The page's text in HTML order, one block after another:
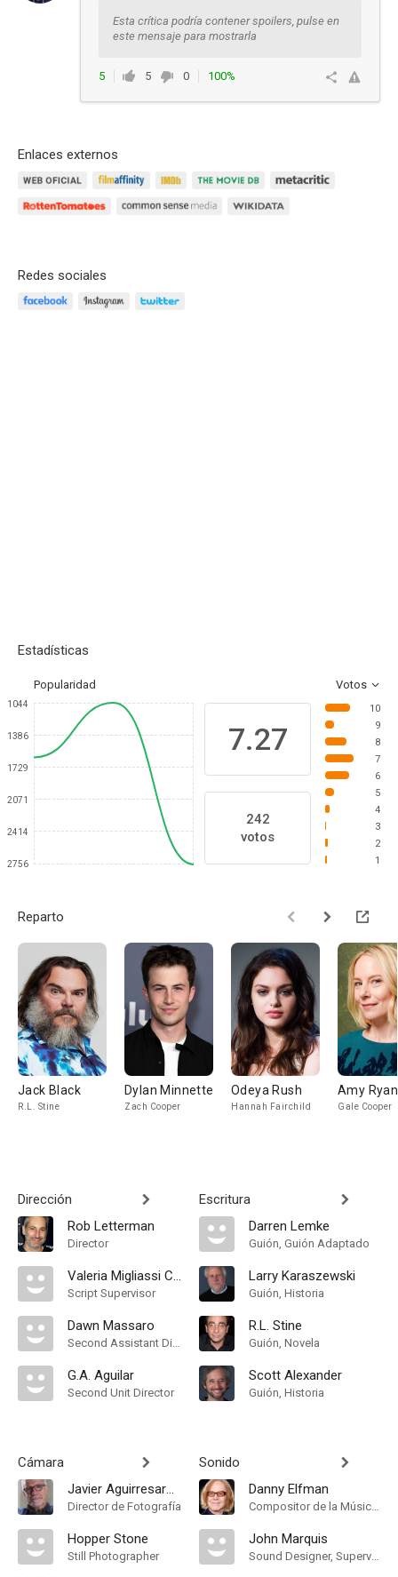
Esta crítica podría contener spoilers, pulse en
este mensaje para mostrarla
5 5 0
100%
Enlaces externos
Redes sociales
Estadísticas
Popularidad Votos
1044
1386
1729
2071
2414
2756
7.27
242
votos
10
9
8
7
6
5
4
3
2
1
Reparto
Jack Black
R.L. Stine
Dylan Minnette
Zach Cooper
Odeya Rush
Hannah Fairchild
Amy Ryan
Gale Cooper
Dirección
Rob Letterman
Director
Valeria Migliassi Collins
Script Supervisor
Dawn Massaro
Second Assistant Director
G.A. Aguilar
Second Unit Director
Cámara
Javier Aguirresarobe
Director de Fotografía
Hopper Stone
Still Photographer
Escritura
Darren Lemke
Guión, Guión Adaptado
Larry Karaszewski
Guión, Historia
R.L. Stine
Guión, Novela
Scott Alexander
Guión, Historia
Sonido
Danny Elfman
Compositor de la Música Original
John Marquis
Sound Designer, Supervising Sound Editor